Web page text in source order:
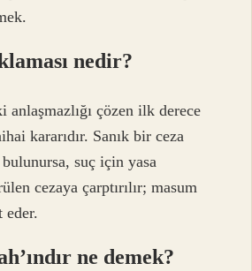
nedir?
çözen ilk derece
kararıdır. Sanık bir ceza
bulunursa, suç için yasa
cezaya çarptırılır; masum
eder.
ne demek?